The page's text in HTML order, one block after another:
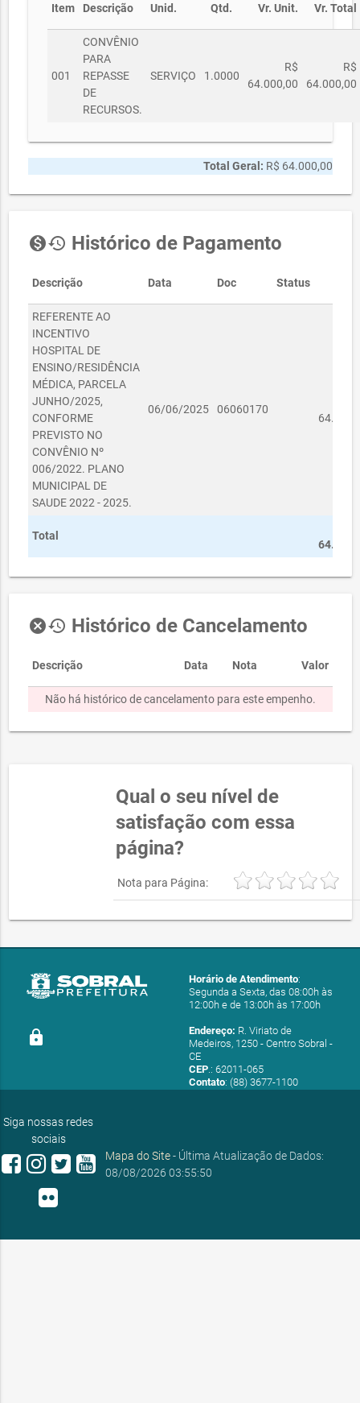
Item Descrição Unid. Qtd. Vr. Unit. Vr. Total
001
CONVÊNIO
PARA
REPASSE
DE
RECURSOS.
SERVIÇO 1.0000
R$
64.000,00
R$
64.000,00
Total Geral: R$ 64.000,00
monetization_onhistory Histórico de Pagamento
Descrição Data Doc Status
REFERENTE AO
INCENTIVO
HOSPITAL DE
ENSINO/RESIDÊNCIA
MÉDICA, PARCELA
JUNHO/2025,
CONFORME
PREVISTO NO
CONVÊNIO Nº
006/2022. PLANO
MUNICIPAL DE
SAUDE 2022 - 2025.
06/06/2025 06060170
Total
cancelhistory Histórico de Cancelamento
Descrição Data Nota Valor
Não há histórico de cancelamento para este empenho.
Qual o seu nível de
satisfação com essa
página?
Nota para Página:
lock
Horário de Atendimento:
Segunda a Sexta, das 08:00h às
12:00h e de 13:00h às 17:00h
Endereço: R. Viriato de
Medeiros, 1250 - Centro Sobral -
CE
CEP.: 62011-065
Contato: (88) 3677-1100
Siga nossas redes
sociais
Mapa do Site- Última Atualização de Dados:
08/08/2026 03:55:50